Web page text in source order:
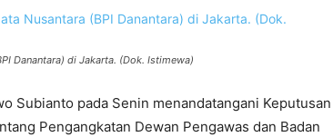
Danantara) di Jakarta. (Dok. Istimewa)
Subianto pada Senin menandatangani Keputusan
Pengangkatan Dewan Pengawas dan Badan